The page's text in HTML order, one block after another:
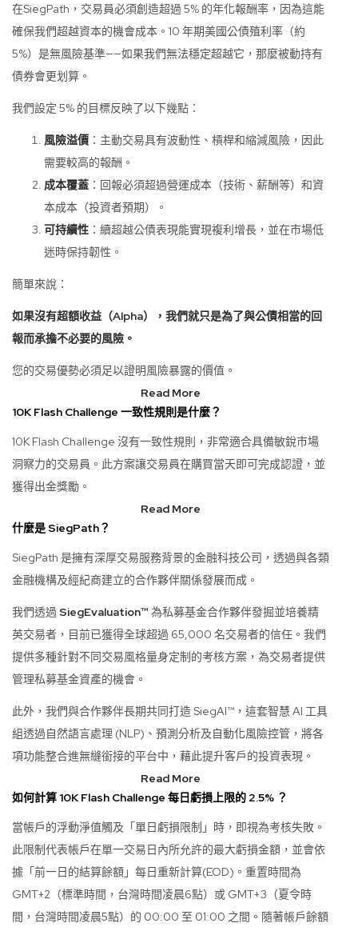
在SiegPath，交易員必須創造超過 5% 的年化報酬率，因為這能
確保我們超越資本的機會成本。10 年期美國公債殖利率（約
5%）是無風險基準——如果我們無法穩定超越它，那麼被動持有
債券會更划算。
我們設定 5% 的目標反映了以下幾點：
風險溢價 ：主動交易具有波動性、槓桿和縮減風險，因此
需要較高的報酬。
成本覆蓋 ：回報必須超過營運成本（技術、薪酬等）和資
本成本（投資者預期）。
可持續性 ：續超越公債表現能實現複利增長，並在市場低
迷時保持韌性。
簡單來說：
如果沒有超額收益（Alpha），我們就只是為了與公債相當的回
報而承擔不必要的風險。
您的交易優勢必須足以證明風險暴露的價值。
Read More
10K Flash Challenge 一致性規則是什麼？
10K Flash Challenge 沒有一致性規則，非常適合具備敏銳市場
洞察力的交易員。此方案讓交易員在購買當天即可完成認證，並
獲得出金獎勵。
Read More
什麼是 SiegPath？
SiegPath 是擁有深厚交易服務背景的金融科技公司，透過與各類
金融機構及經紀商建立的合作夥伴關係發展而成。
我們透過 SiegEvaluation™ 為私募基金合作夥伴發掘並培養精
英交易者，目前已獲得全球超過 65,000 名交易者的信任。我們
提供多種針對不同交易風格量身定制的考核方案，為交易者提供
管理私募基金資產的機會。
此外，我們與合作夥伴長期共同打造 SiegAI™，這套智慧 AI 工具
組透過自然語言處理 (NLP)、預測分析及自動化風險控管，將各
項功能整合進無縫銜接的平台中，藉此提升客戶的投資表現。
Read More
如何計算 10K Flash Challenge 每日虧損上限的 2.5% ？
當帳戶的浮動淨值觸及「單日虧損限制」時，即視為考核失敗。
此限制代表帳戶在單一交易日內所允許的最大虧損金額，並會依
據「前一日的結算餘額」每日重新計算(EOD)。重置時間為
GMT+2（標準時間，台灣時間凌晨6點）或 GMT+3（夏令時
間，台灣時間凌晨5點）的 00:00 至 01:00 之間。隨著帳戶餘額